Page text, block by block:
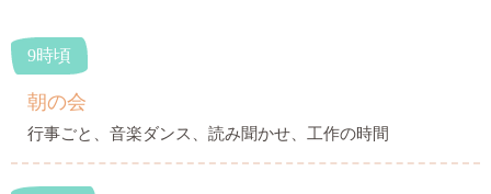
9時頃
朝の会
行事ごと、音楽ダンス、読み聞かせ、工作の時間